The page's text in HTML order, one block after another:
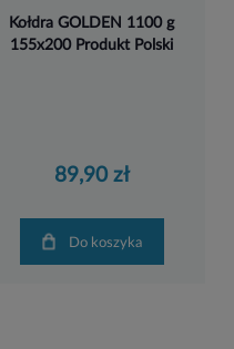
Kołdra GOLDEN 1100 g
155x200 Produkt Polski
89,90 zł
Do koszyka